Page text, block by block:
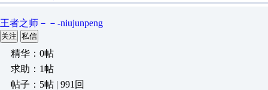
王者之师－－-niujunpeng
关注 私信
精华：0帖
求助：1帖
帖子：5帖 | 991回